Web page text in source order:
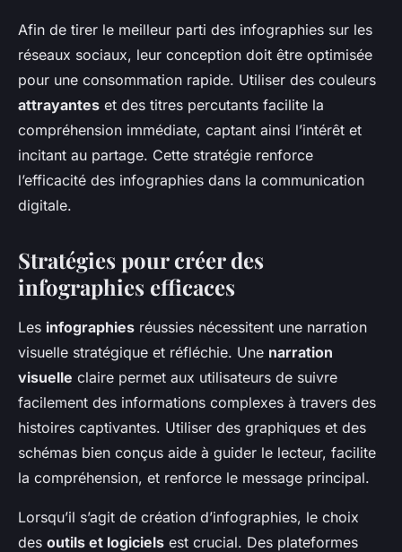
Afin de tirer le meilleur parti des infographies sur les
réseaux sociaux, leur conception doit être optimisée
pour une consommation rapide. Utiliser des couleurs
attrayantes et des titres percutants facilite la
compréhension immédiate, captant ainsi l’intérêt et
incitant au partage. Cette stratégie renforce
l’efficacité des infographies dans la communication
digitale.
Stratégies pour créer des
infographies efficaces
Les infographies réussies nécessitent une narration
visuelle stratégique et réfléchie. Une narration
visuelle claire permet aux utilisateurs de suivre
facilement des informations complexes à travers des
histoires captivantes. Utiliser des graphiques et des
schémas bien conçus aide à guider le lecteur, facilite
la compréhension, et renforce le message principal.
Lorsqu’il s’agit de création d’infographies, le choix
des outils et logiciels est crucial. Des plateformes